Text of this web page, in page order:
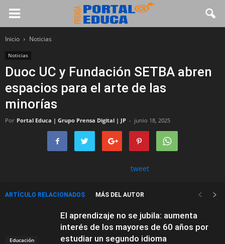
Inicio Noticias
Noticias
Duoc UC y Fundación SETBA abren
espacios para el arte de las
minorías
Por Portal Educa | Grupo Prensa Digital | JP - junio 18, 2025
tweet
ARTÍCULO RELACIONADOS MÁS DEL AUTOR
Educación
El aprendizaje no se jubila: aumenta
interés de los mayores de 60 años por
estudiar un segundo idioma